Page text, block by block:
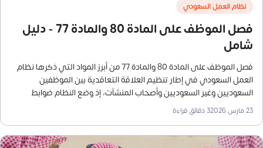
نظام العمل السعودي
فصل الموظف على المادة 80 والمادة 77 - دليل
شامل
فصل الموظف على المادة 80 والمادة 77 من أبرز المواد التي ذكرها نظام
العمل السعودي في إطار تنظيم العلاقة التعاقدية بين الموظفين
السعوديين وغير السعوديين وأصحاب المنشآت، إذ وضع النظام ضوابط
واضحة لحالات إنهاء عقد العمل، سواء من جانب صاحب العمل أو الموظف.
23 مارس 2026 3دقائق قراءة